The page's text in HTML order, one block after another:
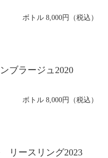
ボトル 8,000円（税込）
ブラージュ2020
ボトル 8,000円（税込）
リースリング2023